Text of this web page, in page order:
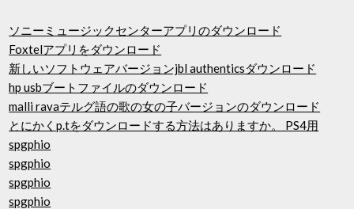
ソニーミュージックセンターアプリのダウンロード
Foxtelアプリをダウンロード
新しいソフトウェアバージョンjbl authenticsダウンロード
hp usbブートファイルのダウンロード
malli ravaテルグ語の歌の女の子バージョンのダウンロード
とにかくp.tをダウンロードする方法はありますか。 PS4用
spgphio
spgphio
spgphio
spgphio